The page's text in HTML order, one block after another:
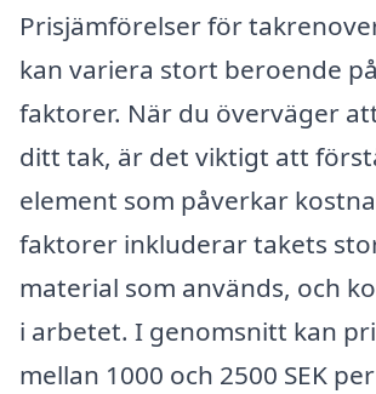
Prisjämförelser för
kan variera stort beroende
faktorer. När du överväger
ditt tak, är det viktigt att
element som påverkar
faktorer inkluderar takets
material som används, och
i arbetet. I genomsnitt kan
mellan 1000 och 2500 SEK per